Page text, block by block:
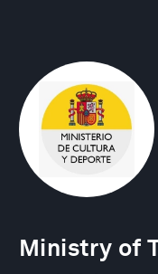
Ministry of